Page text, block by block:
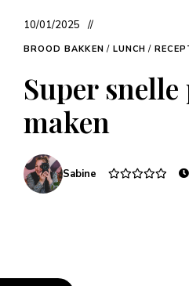
10/01/2025
BROOD BAKKEN / LUNCH /
Super snelle
maken
Sabine